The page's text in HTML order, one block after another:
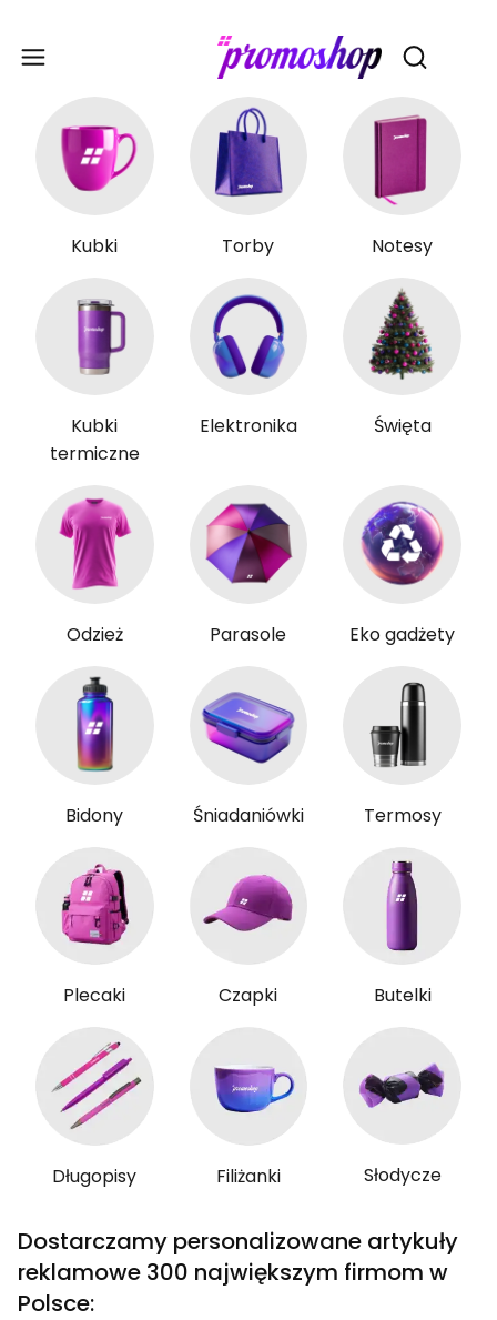
Otwórz
Kubki Torby Notesy
Kubki
termiczne
Elektronika Święta
Odzież Parasole Eko gadżety
Bidony Śniadaniówki Termosy
Plecaki Czapki Butelki
Długopisy Filiżanki Słodycze
Dostarczamy personalizowane artykuły
reklamowe 300 największym firmom w
Polsce: